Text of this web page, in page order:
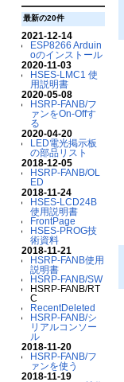
最新の20件
2021-12-14
ESP8266 Arduin
oのインストール
2020-11-03
HSES-LMC1 使
用説明書
2020-05-08
HSRP-FANB/フ
ァンをOn-Offす
る
2020-04-20
LED電光掲示板
の部品リスト
2018-12-05
HSRP-FANB/OL
ED
2018-11-24
HSES-LCD24B
使用説明書
FrontPage
HSES-PROG技
術資料
2018-11-21
HSRP-FANB使用
説明書
HSRP-FANB/SW
HSRP-FANB/RT
C
RecentDeleted
HSRP-FANB/シ
リアルコンソー
ル
2018-11-20
HSRP-FANB/フ
ァンを使う
2018-11-19